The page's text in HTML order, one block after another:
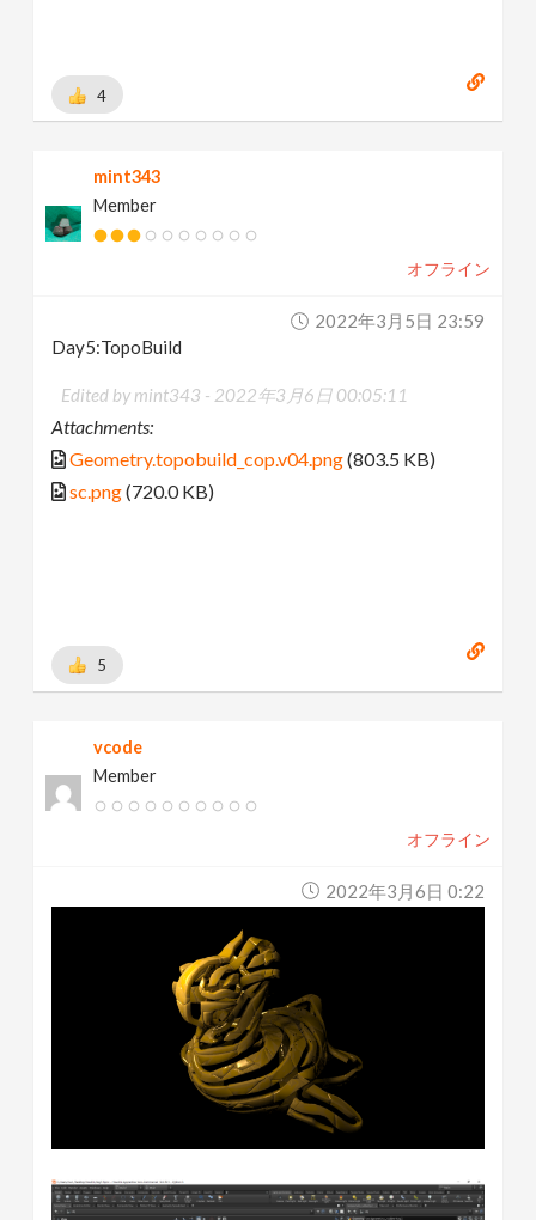
4
mint343
Member
オフライン
2022年3月5日 23:59
Day5:TopoBuild
Edited by mint343 - 2022年3月6日 00:05:11
Attachments:
Geometry.topobuild_cop.v04.png(803.5 KB)
sc.png(720.0 KB)
5
vcode
Member
オフライン
2022年3月6日 0:22